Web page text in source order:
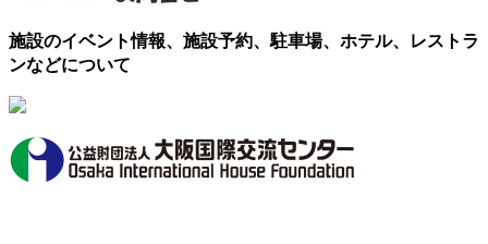
施設のイベント情報、施設予約、駐車場、ホテル、レストラ
ンなどについて